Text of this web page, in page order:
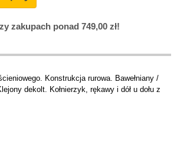
zakupach ponad 749,00 zł!
Konstrukcja rurowa. Bawełniany /
dekolt. Kołnierzyk, rękawy i dół u dołu z